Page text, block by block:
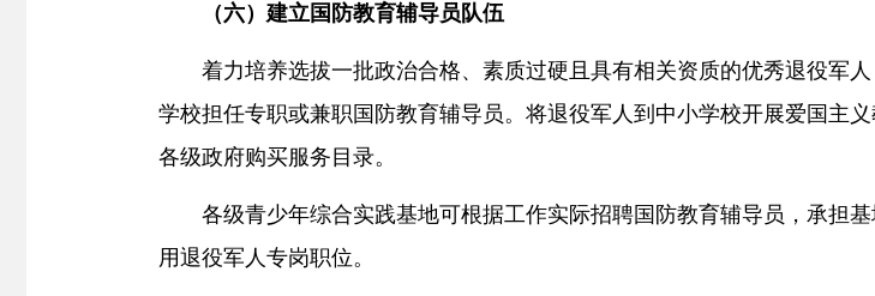
（六）建立国防教育辅导员队伍
着力培养选拔一批政治合格、素质过硬且具有相关资质的优秀退役军
学校担任专职或兼职国防教育辅导员。将退役军人到中小学校开展爱国主
各级政府购买服务目录。
各级青少年综合实践基地可根据工作实际招聘国防教育辅导员，承担
用退役军人专岗职位。